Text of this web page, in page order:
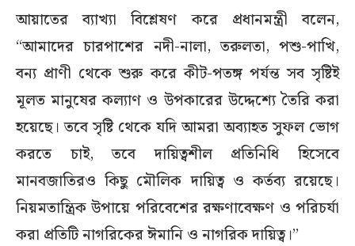
আয়াতের ব্যাখ্যা বিশ্লেষণ করে প্রধানমন্ত্রী বলেন,
“আমাদের চারপাশের নদী-নালা, তরুলতা, পশু-পাখি,
বন্য প্রাণী থেকে শুরু করে কীট-পতঙ্গ পর্যন্ত সব সৃষ্টিই
মূলত মানুষের কল্যাণ ও উপকারের উদ্দেশ্যে তৈরি করা
হয়েছে। তবে সৃষ্টি থেকে যদি আমরা অব্যাহত সুফল ভোগ
করতে চাই, তবে দায়িত্বশীল প্রতিনিধি হিসেবে
মানবজাতিরও কিছু মৌলিক দায়িত্ব ও কর্তব্য রয়েছে।
নিয়মতান্ত্রিক উপায়ে পরিবেশের রক্ষণাবেক্ষণ ও পরিচর্যা
করা প্রতিটি নাগরিকের ঈমানি ও নাগরিক দায়িত্ব।”